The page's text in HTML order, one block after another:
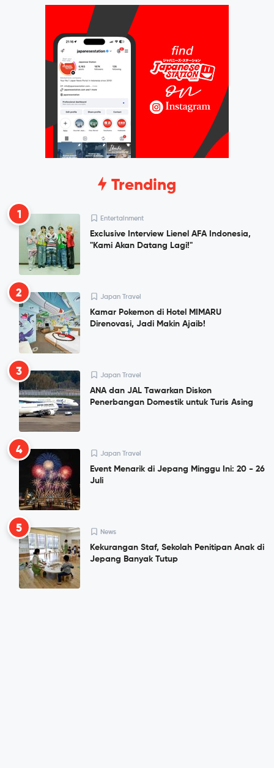
Trending
1 Entertainment
Exclusive Interview Lienel AFA Indonesia,
"Kami Akan Datang Lagi!"
2 Japan Travel
Kamar Pokemon di Hotel MIMARU
Direnovasi, Jadi Makin Ajaib!
3 Japan Travel
ANA dan JAL Tawarkan Diskon
Penerbangan Domestik untuk Turis Asing
4 Japan Travel
Event Menarik di Jepang Minggu Ini: 20 - 26
Juli
5 News
Kekurangan Staf, Sekolah Penitipan Anak di
Jepang Banyak Tutup